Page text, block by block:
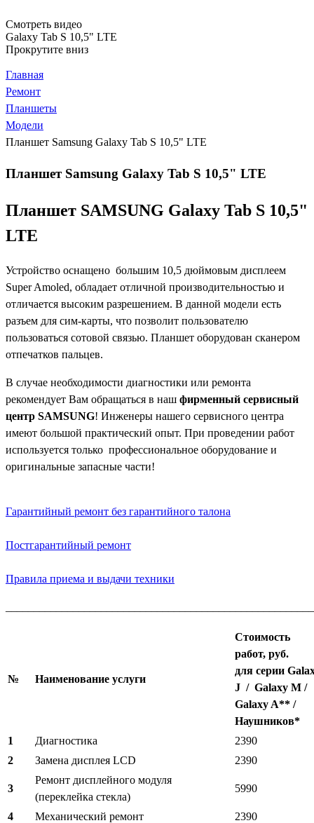
Смотреть видео
Galaxy Tab S 10,5" LTE
Прокрутите вниз
Главная
Ремонт
Планшеты
Модели
Планшет Samsung Galaxy Tab S 10,5" LTE
Планшет Samsung Galaxy Tab S 10,5" LTE
Планшет SAMSUNG Galaxy Tab S 10,5"
LTE
Устройство оснащено большим 10,5 дюймовым дисплеем
Super Amoled, обладает отличной производительностью и
отличается высоким разрешением. В данной модели есть
разъем для сим-карты, что позволит пользователю
пользоваться сотовой связью. Планшет оборудован сканером
отпечатков пальцев.
В случае необходимости диагностики или ремонта
рекомендует Вам обращаться в наш фирменный сервисный
центр SAMSUNG! Инженеры нашего сервисного центра
имеют большой практический опыт. При проведении работ
используется только профессиональное оборудование и
оригинальные запасные части!
Гарантийный ремонт без гарантийного талона
Постгарантийный ремонт
Правила приема и выдачи техники
№ Наименование услуги
Стоимость
работ, руб.
для серии
J / Galaxy M /
Galaxy A** /
Наушников*
1
Диагностика
2390
2
Замена дисплея LCD 2390
3
Ремонт дисплейного модуля
(переклейка стекла)
5990
4 Механический ремонт 2390